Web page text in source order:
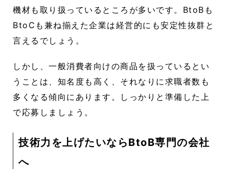
機材も取り扱っているところが多いです。BtoBも
BtoCも兼ね揃えた企業は経営的にも安定性抜群と
言えるでしょう。
しかし、一般消費者向けの商品を扱っているとい
うことは、知名度も高く、それなりに求職者数も
多くなる傾向にあります。しっかりと準備した上
で応募しましょう。
技術力を上げたいならBtoB専門の会社
へ